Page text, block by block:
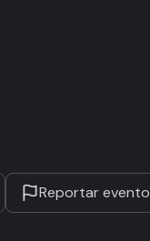
Reportar evento